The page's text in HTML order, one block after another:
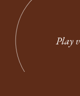
Play